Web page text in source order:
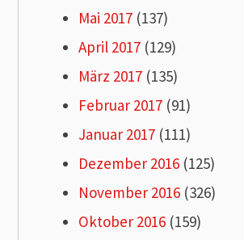
Mai 2017 (137)
April 2017 (129)
März 2017 (135)
Februar 2017 (91)
Januar 2017 (111)
Dezember 2016 (125)
November 2016 (326)
Oktober 2016 (159)